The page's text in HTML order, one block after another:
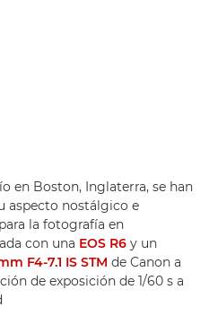
en Boston, Inglaterra, se han
aspecto nostálgico e
la fotografía en
con una EOS R6 y un
F4-7.1 IS STM de Canon a
de exposición de 1/60 s a